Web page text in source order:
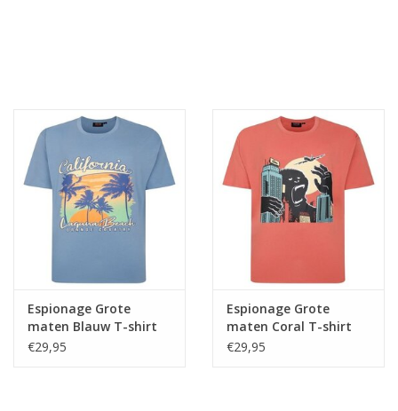
Espionage Grote
maten Blauw T-shirt
"California"
€29,95
Espionage Grote
maten Coral T-shirt
"Kong Pop"
€29,95